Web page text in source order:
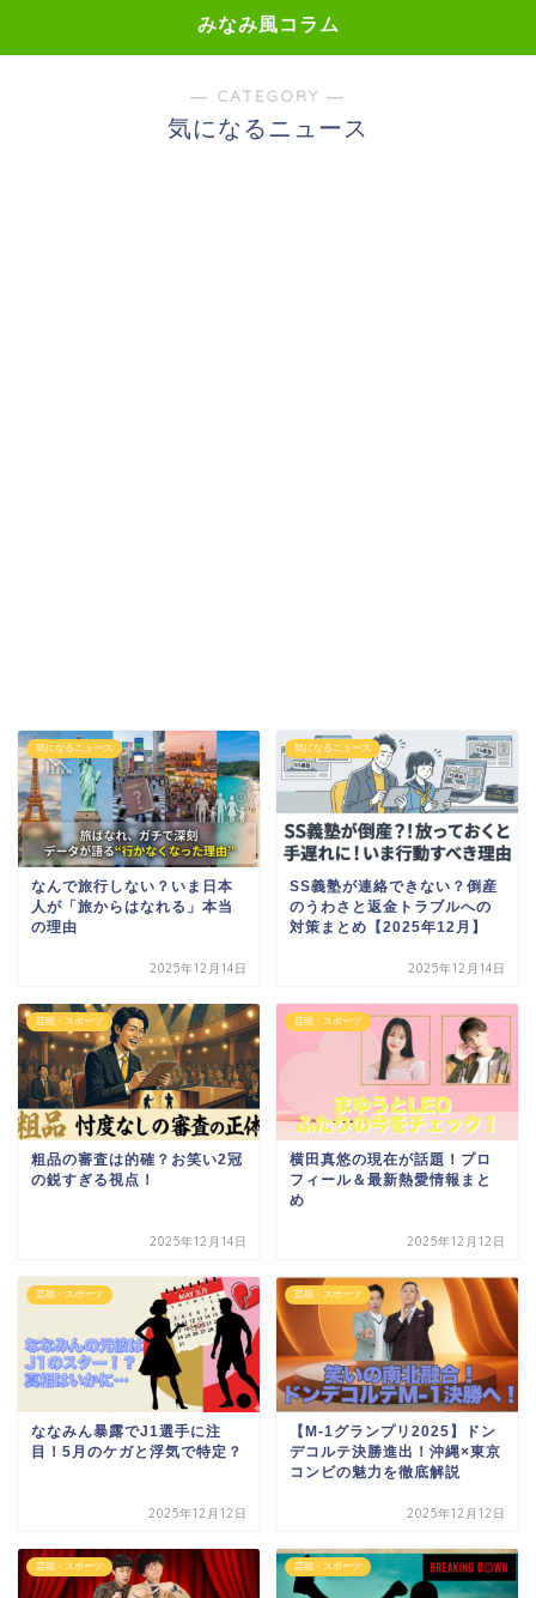
みなみ風コラム
― CATEGORY ―
気になるニュース
気になるニュース
なんで旅行しない？いま日本
人が「旅からはなれる」本当
の理由
2025年12月14日
気になるニュース
SS義塾が連絡できない？倒産
のうわさと返金トラブルへの
対策まとめ【2025年12月】
2025年12月14日
芸能・スポーツ
粗品の審査は的確？お笑い2冠
の鋭すぎる視点！
2025年12月14日
芸能・スポーツ
横田真悠の現在が話題！プロ
フィール＆最新熱愛情報まと
め
2025年12月12日
芸能・スポーツ
ななみん暴露でJ1選手に注
目！5月のケガと浮気で特定？
2025年12月12日
芸能・スポーツ
【M-1グランプリ2025】ドン
デコルテ決勝進出！沖縄×東京
コンビの魅力を徹底解説
2025年12月12日
芸能・スポーツ 芸能・スポーツ